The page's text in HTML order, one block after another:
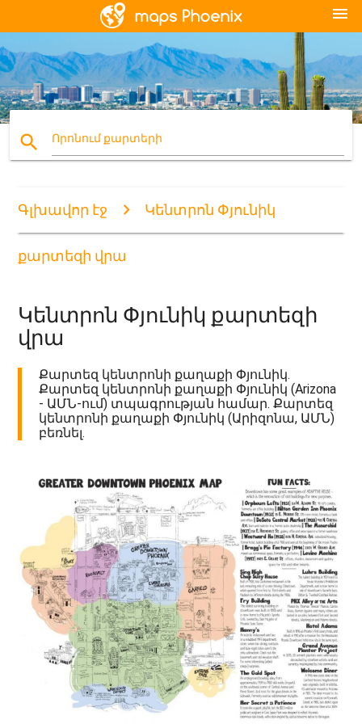
menu
search Որոնում քարտերի
Գլխավոր էջ Կենտրոն Փյունիկ
քարտեզի վրա
Կենտրոն Փյունիկ քարտեզի
վրա
Քարտեզ կենտրոնի քաղաքի Փյունիկ.
Քարտեզ կենտրոնի քաղաքի Փյունիկ (Arizona
- ԱՄՆ-ում) տպագրության համար. Քարտեզ
կենտրոնի քաղաքի Փյունիկ (Արիզոնա, ԱՄՆ)
բեռնել.